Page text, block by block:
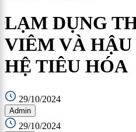
LẠM DỤNG
VIÊM VÀ HẬU
HỆ TIÊU HÓA
29/10/2024
Admin
29/10/2024